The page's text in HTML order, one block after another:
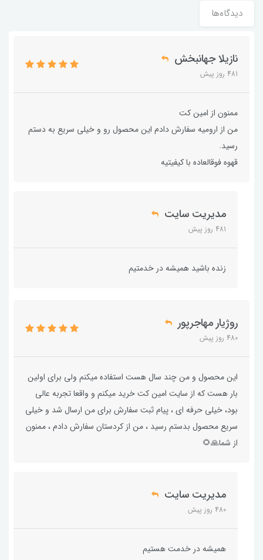
دیدگاه‌ها
نازيلا جهانبخش
481 روز پیش
ممنون از امين كت
من از اروميه سفارش دادم اين محصول رو و خيلي سريع به دستم
رسيد.
قهوه فوقالعاده با كيفيتيه
مدیریت سایت
481 روز پیش
زنده باشید همیشه در خدمتیم
روژیار مهاجرپور
480 روز پیش
این محصول و من چند سال هست استفاده میکنم ولی برای اولین
بار هست که از سایت امین کت خرید میکنم و واقعا تجربه عالی
بود، خیلی حرفه ای ، پیام ثبت سفارش برای من ارسال شد و خیلی
سریع محصول بدستم رسید ، من از کردستان سفارش دادم ، ممنون
از شما🙏🌻
مدیریت سایت
480 روز پیش
همیشه در خدمت هستیم